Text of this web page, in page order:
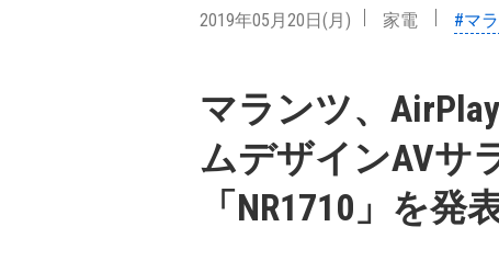
2019年05月20日(月) 家電 #マ
マランツ、
ムデザインAVサ
「NR1710」を発